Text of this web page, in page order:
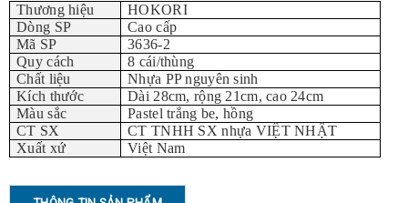
Thương hiệu
HOKORI
Dòng SP
Cao cấp
Mã SP
3636-2
Quy cách
8 cái/thùng
Chất liệu
Nhựa PP nguyên sinh
Kích thước
Dài 28cm, rộng 21cm, cao 24cm
Màu sắc
Pastel trắng be, hồng
CT SX
CT TNHH SX nhựa VIỆT NHẬT
Xuất xứ
Việt Nam